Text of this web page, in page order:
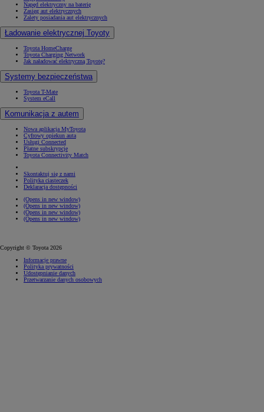
Napęd elektryczny na baterię
Zasięg aut elektrycznych
Zalety posiadania aut elektrycznych
Ładowanie elektrycznej Toyoty
Toyota HomeCharge
Toyota Charging Network
Jak naładować elektryczną Toyotę?
Systemy bezpieczeństwa
Toyota T-Mate
System eCall
Komunikacja z autem
Nowa aplikacja MyToyota
Cyfrowy opiekun auta
Usługi Connected
Płatne subskrypcje
Toyota Connectivity Match
Skontaktuj się z nami
Polityka ciasteczek
Deklaracja dostępności
(Opens in new window)
(Opens in new window)
(Opens in new window)
(Opens in new window)
Copyright © Toyota 2026
Informacje prawne
Polityka prywatności
Udostępnianie danych
Przetwarzanie danych osobowych